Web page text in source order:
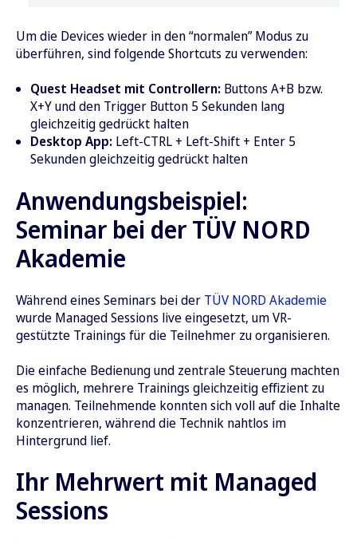
Um die Devices wieder in den “normalen” Modus zu
überführen, sind folgende Shortcuts zu verwenden:
Quest Headset mit Controllern:Buttons A+B bzw.
X+Y und den Trigger Button 5 Sekunden lang
gleichzeitig gedrückt halten
Desktop App:Left-CTRL + Left-Shift + Enter 5
Sekunden gleichzeitig gedrückt halten
Anwendungsbeispiel:
Seminar bei der TÜV NORD
Akademie
Während eines Seminars bei der TÜV NORD Akademie
wurde Managed Sessions live eingesetzt, um VR-
gestützte Trainings für die Teilnehmer zu organisieren.
Die einfache Bedienung und zentrale Steuerung machten
es möglich, mehrere Trainings gleichzeitig effizient zu
managen. Teilnehmende konnten sich voll auf die Inhalte
konzentrieren, während die Technik nahtlos im
Hintergrund lief.
Ihr Mehrwert mit Managed
Sessions